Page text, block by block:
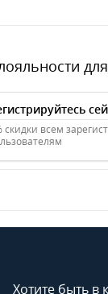
скидки всем
Хотите быть в